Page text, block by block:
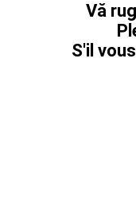
Vă
S'il